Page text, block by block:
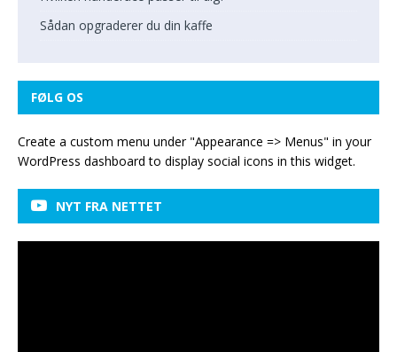
Sådan opgraderer du din kaffe
FØLG OS
Create a custom menu under "Appearance => Menus" in your
WordPress dashboard to display social icons in this widget.
NYT FRA NETTET